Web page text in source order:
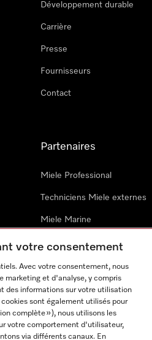
Développement durable
Carrière
Presse
Fournisseurs
Contact
Partenaires
Miele Professional
Techniciens Miele externes
Miele Marine
Architectes & promoteurs
Déclaration d'accessibilité
votre consentement
Avec votre consentement, nous
marketing et d'analyse, y compris
des informations sur votre utilisation
sont également utilisés pour
complète »), nous utilisons les
votre comportement d'utilisateur,
via différents canaux. En